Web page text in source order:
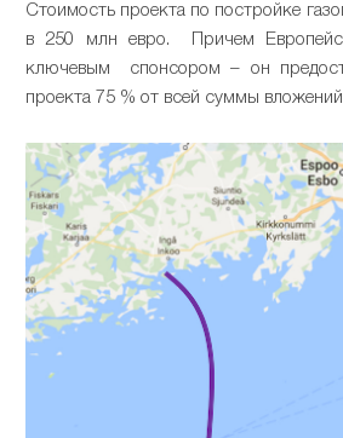
Стоимость проекта по постройке
в 250 млн евро. Причем
ключевым спонсором – он
проекта 75 % от всей суммы вложений